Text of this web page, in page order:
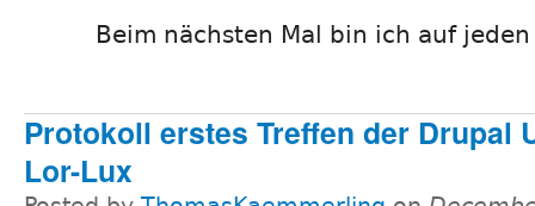
Beim nächsten Mal bin ich auf
Protokoll erstes Treffen der Drupal
Lor-Lux